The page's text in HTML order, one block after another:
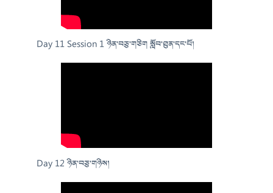
Day 11 Session 1 ཉིན་བཅུ་གཅིག སློབ་ཐུན་དང་པོ།
Day 12 ཉིན་བཅུ་གཉིས།